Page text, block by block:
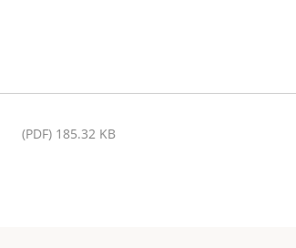
(PDF) 185.32 KB